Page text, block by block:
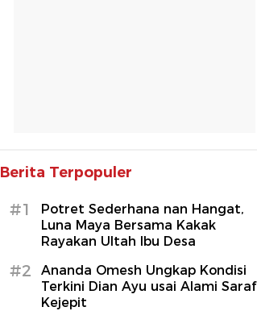
Berita Terpopuler
#1
Potret Sederhana nan Hangat,
Luna Maya Bersama Kakak
Rayakan Ultah Ibu Desa
#2
Ananda Omesh Ungkap Kondisi
Terkini Dian Ayu usai Alami Saraf
Kejepit